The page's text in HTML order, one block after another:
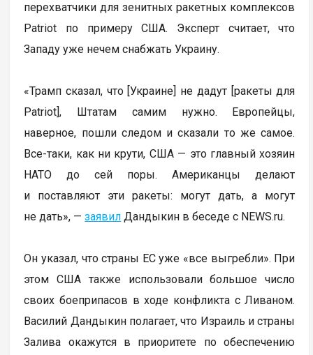
перехватчики для зенитных ракетных комплексов
Patriot по примеру США. Эксперт считает, что
Западу уже нечем снабжать Украину.
«Трамп сказал, что [Украине] не дадут [ракеты для
Patriot], Штатам самим нужно. Европейцы,
наверное, пошли следом и сказали то же самое.
Все-таки, как ни крути, США — это главный хозяин
НАТО до сей поры. Американцы делают
и поставляют эти ракеты: могут дать, а могут
не дать», —заявил Дандыкин в беседе с NEWS.ru.
Он указал, что страны ЕС уже «все выгребли». При
этом США также использовали большое число
своих боеприпасов в ходе конфликта с Ливаном.
Василий Дандыкин полагает, что Израиль и страны
Залива окажутся в приоритете по обеспечению